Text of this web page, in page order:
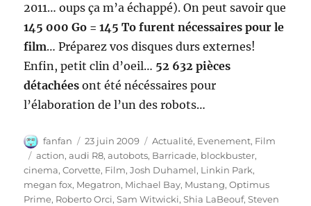
2011… oups ça m’a échappé). On peut savoir que
145 000 Go = 145 To furent nécessaires pour le
film… Préparez vos disques durs externes!
Enfin, petit clin d’oeil… 52 632 pièces
détachées ont été nécéssaires pour
l’élaboration de l’un des robots…
Auteur
fanfan
Publié
le
23 juin 2009 Catégories
Actualité, Evenement, Film
Étiquettes
action,audi R8,autobots, Barricade, blockbuster,
cinema,Corvette, Film,Josh Duhamel, Linkin Park,
megan fox, Megatron, Michael Bay, Mustang,Optimus
Prime, Roberto Orci,Sam Witwicki,Shia LaBeouf,Steven